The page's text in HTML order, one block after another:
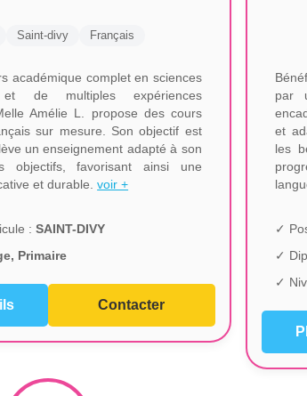
Saint-divy Français
académique complet en sciences
de multiples expériences
Amélie L. propose des cours
sur mesure. Son objectif est
un enseignement adapté à son
favorisant ainsi une
et durable.voir +
:SAINT-DIVY
Primaire
Contacter
par
et
les
✓
✓
✓